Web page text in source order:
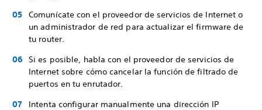
Comunícate con el proveedor de servicios de Internet o
un administrador de red para actualizar el firmware de
tu router.
Si es posible, habla con el proveedor de servicios de
Internet sobre cómo cancelar la función de filtrado de
puertos en tu enrutador.
Intenta configurar manualmente una dirección IP